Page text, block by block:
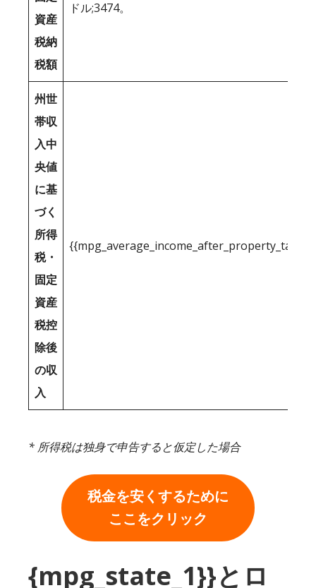
資産
税納
税額
ドル;3474。
州世
帯収
入中
央値
に基
づく
所得
税・
固定
資産
税控
除後
の収
入
* 所得税は独身で申告すると仮定した場合
税金を安くするために
ここをクリック
{mpg_state_1}}とロ